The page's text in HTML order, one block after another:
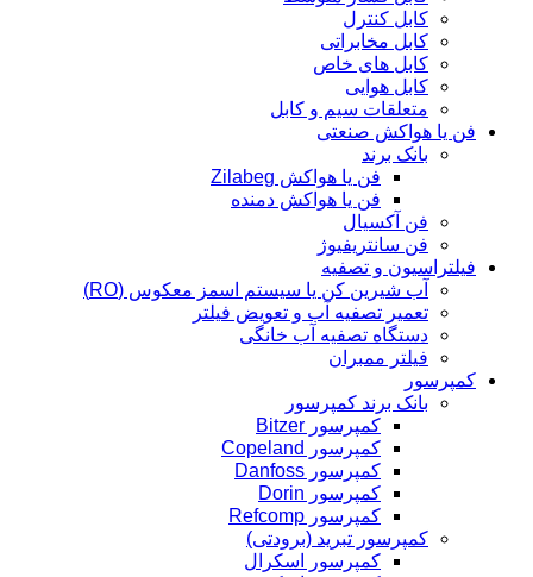
کابل کنترل
کابل مخابراتی
کابل های خاص
کابل هوایی
متعلقات سیم و کابل
فن یا هواکش صنعتی
بانک برند
فن یا هواکش Zilabeg
فن یا هواکش دمنده
فن آکسیال
فن سانتریفیوژ
فیلتراسیون و تصفیه
آب شیرین کن یا سیستم اسمز معکوس (RO)
تعمیر تصفیه آب و تعویض فیلتر
دستگاه تصفیه آب خانگی
فیلتر ممبران
کمپرسور
بانک برند کمپرسور
کمپرسور Bitzer
کمپرسور Copeland
کمپرسور Danfoss
کمپرسور Dorin
کمپرسور Refcomp
کمپرسور تبرید (برودتی)
کمپرسور اسکرال